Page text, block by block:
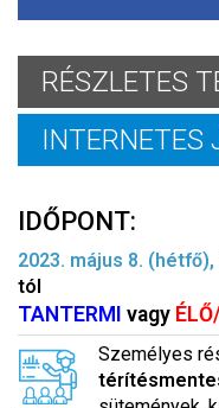
RÉSZLETES
INTERNETES
IDŐPONT:
2023. május 8. (hétfő),
tól
TANTERMI vagy
Személyes